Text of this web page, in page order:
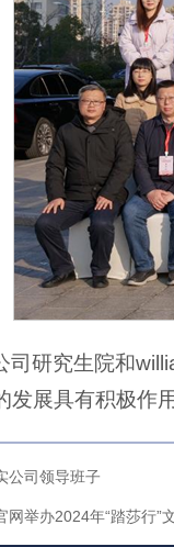
司研究生院和
发展具有积极作
公司领导班子
网举办2024年“踏莎行”